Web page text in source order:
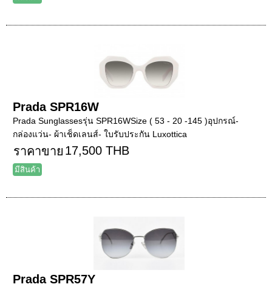
Prada SPR16W
Prada Sunglassesรุ่น SPR16WSize ( 53 - 20 -145 )อุปกรณ์-
กล่องแว่น- ผ้าเช็ดเลนส์- ใบรับประกัน Luxottica
ราคาขาย 17,500 THB
มีสินค้า
Prada SPR57Y